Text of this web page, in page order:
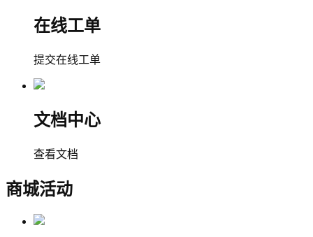
在线工单
提交在线工单
文档中心
查看文档
商城活动